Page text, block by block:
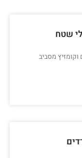
שטח
וקומזיץ מסביב